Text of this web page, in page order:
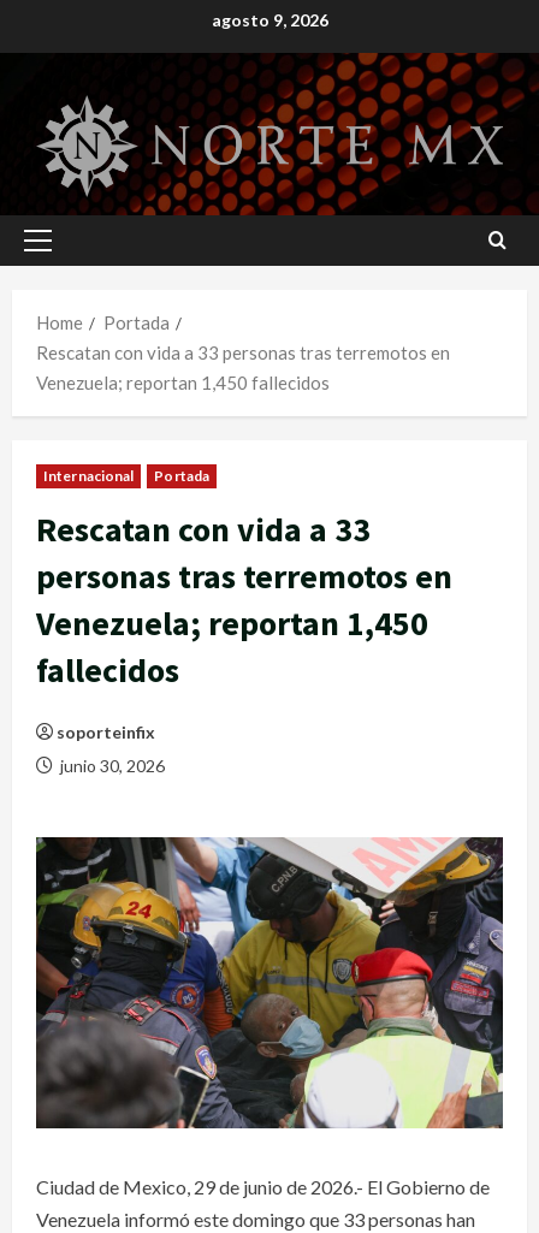
to
agosto 9, 2026
Primary
Home
Portada
Rescatan con vida a 33 personas tras terremotos en
Venezuela; reportan 1,450 fallecidos
Internacional Portada
Rescatan con vida a 33
personas tras terremotos en
Venezuela; reportan 1,450
fallecidos
soporteinfix
junio 30, 2026
Ciudad de Mexico, 29 de junio de 2026.- El Gobierno de
Venezuela informó este domingo que 33 personas han